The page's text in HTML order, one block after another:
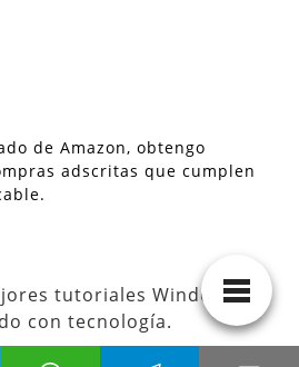
de Amazon, obtengo
adscritas que cumplen
tutoriales Windows y
con tecnología.